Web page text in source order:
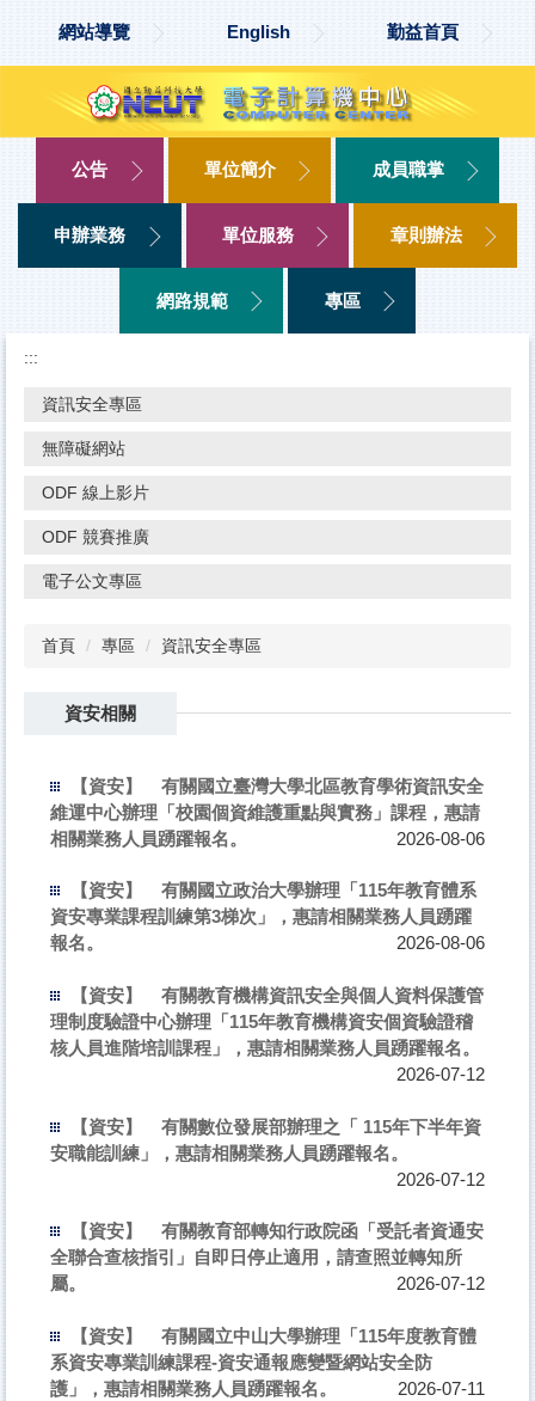
主
容
網站導覽 English 勤益首頁
公告 單位簡介 成員職掌
申辦業務 單位服務 章則辦法
網路規範 專區
:::
資訊安全專區
無障礙網站
ODF 線上影片
ODF 競賽推廣
電子公文專區
首頁 專區 資訊安全專區
資安相關
【資安】
有關國立臺灣大學北區教育學術資訊安全
維運中心辦理「校園個資維護重點與實務」課程，惠請
相關業務人員踴躍報名。
2026-08-06
【資安】
有關國立政治大學辦理「115年教育體系
資安專業課程訓練第3梯次」，惠請相關業務人員踴躍
報名。
2026-08-06
【資安】
有關教育機構資訊安全與個人資料保護管
理制度驗證中心辦理「115年教育機構資安個資驗證稽
核人員進階培訓課程」，惠請相關業務人員踴躍報名。
2026-07-12
【資安】
有關數位發展部辦理之「 115年下半年資
安職能訓練」，惠請相關業務人員踴躍報名。
2026-07-12
【資安】
有關教育部轉知行政院函「受託者資通安
全聯合查核指引」自即日停止適用，請查照並轉知所
屬。
2026-07-12
【資安】
有關國立中山大學辦理「115年度教育體
系資安專業訓練課程-資安通報應變暨網站安全防
護」，惠請相關業務人員踴躍報名。
2026-07-11